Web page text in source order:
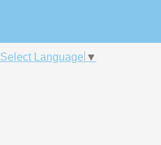
Select Language ▼